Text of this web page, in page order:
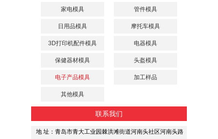
家电模具 管件模具
日用品模具 摩托车模具
3D打印机配件模具 电器模具
保健器材模具 头盔模具
电子产品模具 加工样品
其他模具
联系我们
地 址：青岛市青大工业园棘洪滩街道河南头社区河南头路